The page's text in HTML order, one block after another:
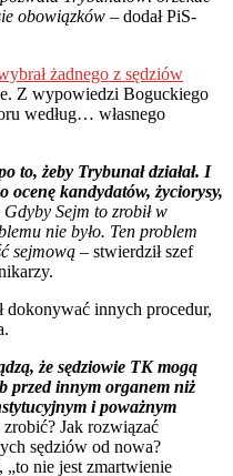
obowiązków – dodał PiS-
żadnego z sędziów
Z wypowiedzi Boguckiego
według… własnego
to, żeby Trybunał działał. I
ocenę kandydatów, życiorysy,
Gdyby Sejm to zrobił w
nie było. Ten problem
sejmową – stwierdził szef
dokonywać innych procedur,
że sędziowie TK mogą
przed innym organem niż
i poważnym
Jak rozwiązać
sędziów od nowa?
nie jest zmartwienie